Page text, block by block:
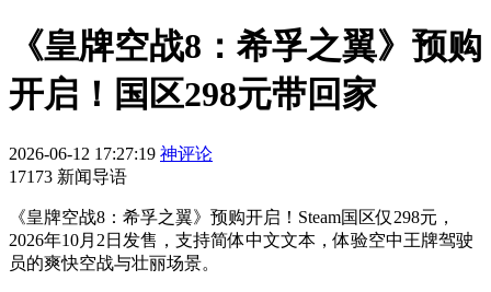
《皇牌空战8：希孚之翼》预购
开启！国区298元带回家
2026-06-12 17:27:19 神评论
17173 新闻导语
《皇牌空战8：希孚之翼》预购开启！Steam国区仅298元，
2026年10月2日发售，支持简体中文文本，体验空中王牌驾驶
员的爽快空战与壮丽场景。